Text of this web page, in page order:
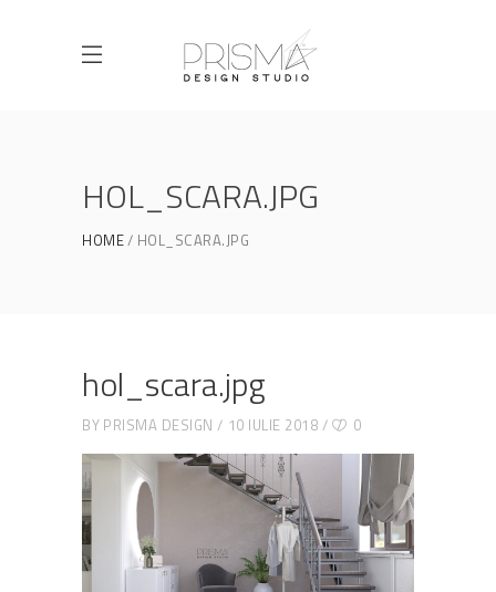
HOL_SCARA.JPG
HOME HOL_SCARA.JPG
hol_scara.jpg
BY PRISMA DESIGN 10 IULIE 2018 0